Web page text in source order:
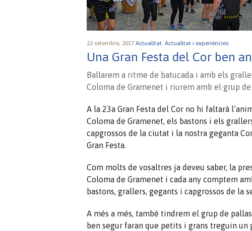
22 setembre, 2017 Actualitat. Actualitat i experiències.
Una Gran Festa del Cor ben
Ballarem a ritme de batucada i amb els
Coloma de Gramenet i riurem amb el grup
A la 23a Gran Festa del Cor no hi faltarà
Coloma de Gramenet, els bastons i els
capgrossos de la ciutat i la nostra geganta
Gran Festa.
Com molts de vosaltres ja deveu saber, la
Coloma de Gramenet i cada any comptem
bastons, grallers, gegants i capgrossos de la
A més a més, també tindrem el grup de
ben segur faran que petits i grans treguin un